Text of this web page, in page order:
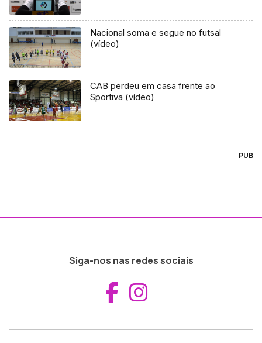
Nacional soma e segue no futsal
(vídeo)
CAB perdeu em casa frente ao
Sportiva (vídeo)
PUB
Siga-nos nas redes sociais
Aceder ao